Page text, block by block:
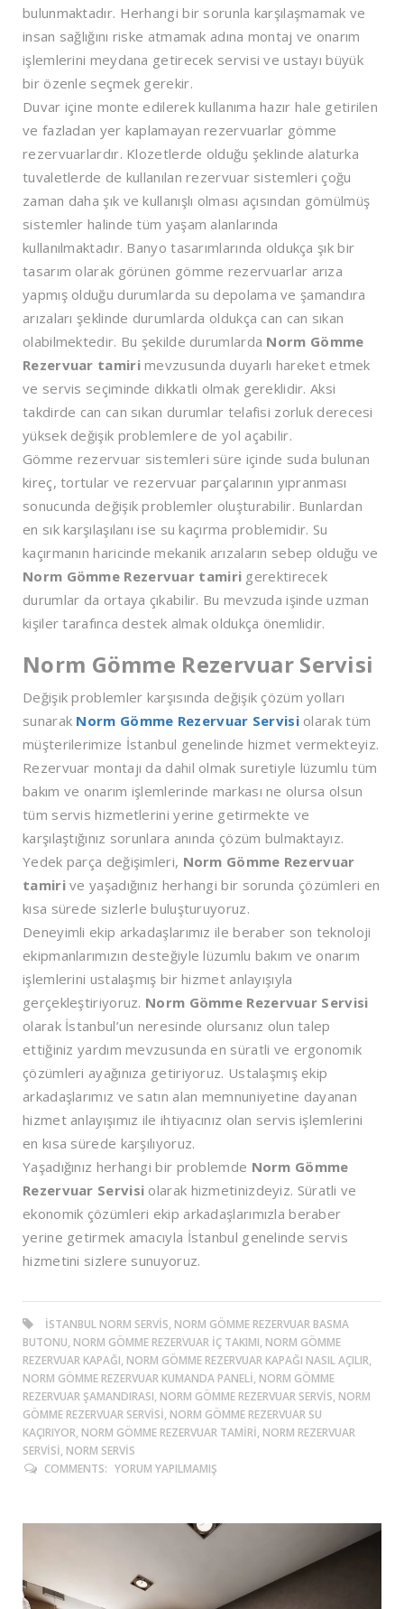
bulunmaktadır. Herhangi bir sorunla karşılaşmamak ve
insan sağlığını riske atmamak adına montaj ve onarım
işlemlerini meydana getirecek servisi ve ustayı büyük
bir özenle seçmek gerekir.
Duvar içine monte edilerek kullanıma hazır hale getirilen
ve fazladan yer kaplamayan rezervuarlar gömme
rezervuarlardır. Klozetlerde olduğu şeklinde alaturka
tuvaletlerde de kullanılan rezervuar sistemleri çoğu
zaman daha şık ve kullanışlı olması açısından gömülmüş
sistemler halinde tüm yaşam alanlarında
kullanılmaktadır. Banyo tasarımlarında oldukça şık bir
tasarım olarak görünen gömme rezervuarlar arıza
yapmış olduğu durumlarda su depolama ve şamandıra
arızaları şeklinde durumlarda oldukça can can sıkan
olabilmektedir. Bu şekilde durumlarda Norm Gömme
Rezervuar tamirimevzusunda duyarlı hareket etmek
ve servis seçiminde dikkatli olmak gereklidir. Aksi
takdirde can can sıkan durumlar telafisi zorluk derecesi
yüksek değişik problemlere de yol açabilir.
Gömme rezervuar sistemleri süre içinde suda bulunan
kireç, tortular ve rezervuar parçalarının yıpranması
sonucunda değişik problemler oluşturabilir. Bunlardan
en sık karşılaşılanı ise su kaçırma problemidir. Su
kaçırmanın haricinde mekanik arızaların sebep olduğu ve
Norm Gömme Rezervuar tamiri gerektirecek
durumlar da ortaya çıkabilir. Bu mevzuda işinde uzman
kişiler tarafınca destek almak oldukça önemlidir.
Norm Gömme Rezervuar Servisi
Değişik problemler karşısında değişik çözüm yolları
sunarak Norm Gömme Rezervuar Servisi olarak tüm
müşterilerimize İstanbul genelinde hizmet vermekteyiz.
Rezervuar montajı da dahil olmak suretiyle lüzumlu tüm
bakım ve onarım işlemlerinde markası ne olursa olsun
tüm servis hizmetlerini yerine getirmekte ve
karşılaştığınız sorunlara anında çözüm bulmaktayız.
Yedek parça değişimleri, Norm Gömme Rezervuar
tamirive yaşadığınız herhangi bir sorunda çözümleri en
kısa sürede sizlerle buluşturuyoruz.
Deneyimli ekip arkadaşlarımız ile beraber son teknoloji
ekipmanlarımızın desteğiyle lüzumlu bakım ve onarım
işlemlerini ustalaşmış bir hizmet anlayışıyla
gerçekleştiriyoruz. Norm Gömme Rezervuar Servisi
olarak İstanbul’un neresinde olursanız olun talep
ettiğiniz yardım mevzusunda en süratli ve ergonomik
çözümleri ayağınıza getiriyoruz. Ustalaşmış ekip
arkadaşlarımız ve satın alan memnuniyetine dayanan
hizmet anlayışımız ile ihtiyacınız olan servis işlemlerini
en kısa sürede karşılıyoruz.
Yaşadığınız herhangi bir problemde Norm Gömme
Rezervuar Servisi olarak hizmetinizdeyiz. Süratli ve
ekonomik çözümleri ekip arkadaşlarımızla beraber
yerine getirmek amacıyla İstanbul genelinde servis
hizmetini sizlere sunuyoruz.
ISTANBUL NORM SERVIS, NORM GÖMME REZERVUAR BASMA
BUTONU, NORM GÖMME REZERVUAR İÇ TAKIMI, NORM GÖMME
REZERVUAR KAPAĞI, NORM GÖMME REZERVUAR KAPAĞI NASIL AÇILIR,
NORM GÖMME REZERVUAR KUMANDA PANELI, NORM GÖMME
REZERVUAR ŞAMANDIRASI, NORM GÖMME REZERVUAR SERVIS, NORM
GÖMME REZERVUAR SERVISI, NORM GÖMME REZERVUAR SU
KAÇIRIYOR, NORM GÖMME REZERVUAR TAMIRI, NORM REZERVUAR
SERVISI, NORM SERVIS
COMMENTS: YORUM YAPILMAMIŞ